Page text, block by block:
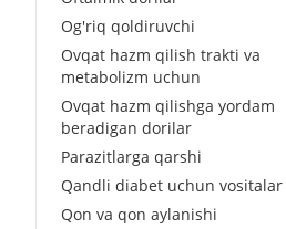
Og'riq qoldiruvchi
Ovqat hazm qilish trakti va
metabolizm uchun
Ovqat hazm qilishga yordam
beradigan dorilar
Parazitlarga qarshi
Qandli diabet uchun vositalar
Qon va qon aylanishi